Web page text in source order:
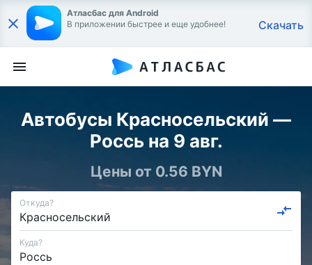
Атласбас для Android
В приложении быстрее и еще удобнее!
Скачать
Автобусы Красносельский —
Россь на 9 авг.
Цены от 0.56 BYN
Откуда?
Куда?